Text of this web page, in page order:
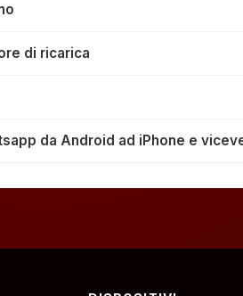
di ricarica
da Android ad iPhone e